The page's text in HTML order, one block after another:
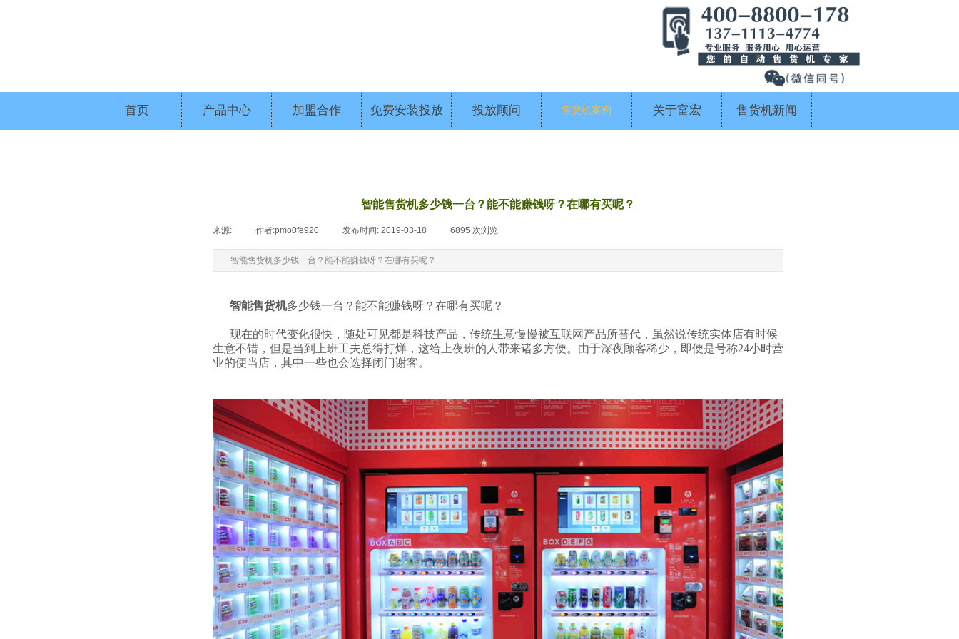
首页 产品中心 加盟合作 免费安装投放 投放顾问 售货机案例 关于富宏 售货机新闻
智能售货机多少钱一台？能不能赚钱呀？在哪有买呢？
来源: 作者:pmo0fe920 发布时间: 2019-03-18 6895 次浏览
智能售货机多少钱一台？能不能赚钱呀？在哪有买呢？
智能售货机多少钱一台？能不能赚钱呀？在哪有买呢？
现在的时代变化很快，随处可见都是科技产品，传统生意慢慢被互联网产品所替代，虽然说传统实体店有时候
生意不错，但是当到上班工夫总得打烊，这给上夜班的人带来诸多方便。由于深夜顾客稀少，即便是号称24小时营
业的便当店，其中一些也会选择闭门谢客。